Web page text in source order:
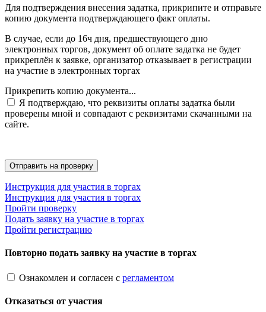
Для подтверждения внесения задатка, прикрипите и отправьте
копию документа подтверждающего факт оплаты.
В случае, если до 16ч дня, предшествующего дню
электронных торгов, документ об оплате задатка не будет
прикреплён к заявке, организатор отказывает в регистрации
на участие в электронных торгах
Прикрепить копию документа...
Я подтверждаю, что реквизиты оплаты задатка были
проверены мной и совпадают с реквизитами скачанными на
сайте.
Инструкция для участия в торгах
Инструкция для участия в торгах
Пройти проверку
Подать заявку на участие в торгах
Пройти регистрацию
Повторно подать заявку на участие в торгах
Ознакомлен и согласен с регламентом
Отказаться от участия